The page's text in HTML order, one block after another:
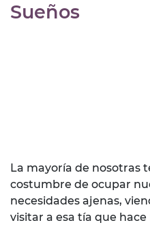
Sueños
La mayoría de nosotras
costumbre de ocupar
necesidades ajenas,
visitar a esa tía que